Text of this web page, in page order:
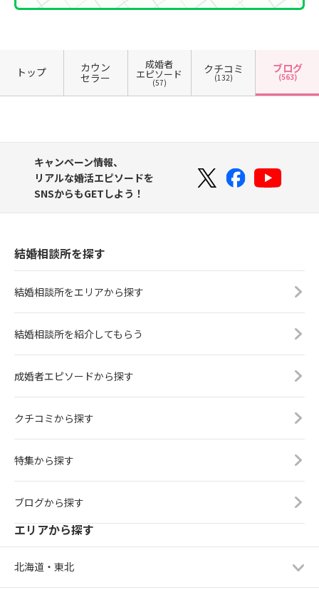
トップ カウン
セラー
成婚者
エピソード
(57)
クチコミ
(132)
ブログ
(563)
キャンペーン情報、
リアルな婚活エピソードを
SNSからもGETしよう！
結婚相談所を探す
結婚相談所をエリアから探す
結婚相談所を紹介してもらう
成婚者エピソードから探す
クチコミから探す
特集から探す
ブログから探す
エリアから探す
北海道・東北